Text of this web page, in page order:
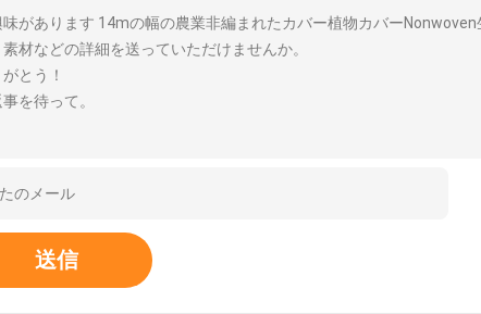
味があります 14mの幅の農業非編まれたカバー植物カバー
材などの詳細を送っていただけませんか。
とう！
を待って。
送信